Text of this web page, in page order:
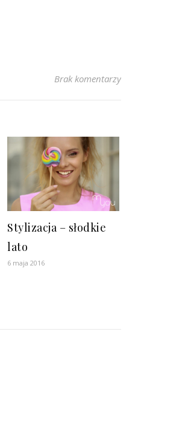
Brak komentarzy
Stylizacja – słodkie
lato
6 maja 2016